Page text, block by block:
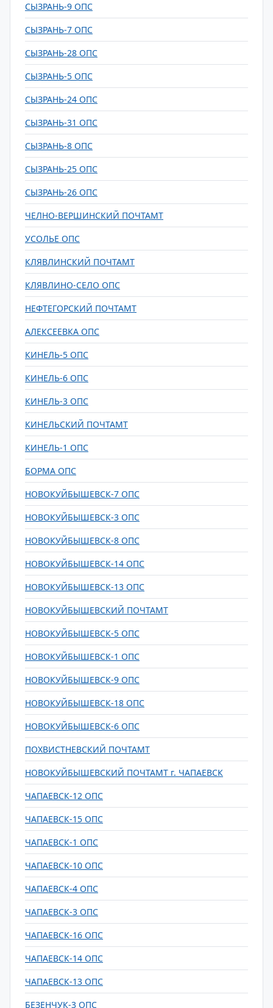
СЫЗРАНЬ-9 ОПС
СЫЗРАНЬ-7 ОПС
СЫЗРАНЬ-28 ОПС
СЫЗРАНЬ-5 ОПС
СЫЗРАНЬ-24 ОПС
СЫЗРАНЬ-31 ОПС
СЫЗРАНЬ-8 ОПС
СЫЗРАНЬ-25 ОПС
СЫЗРАНЬ-26 ОПС
ЧЕЛНО-ВЕРШИНСКИЙ ПОЧТАМТ
УСОЛЬЕ ОПС
КЛЯВЛИНСКИЙ ПОЧТАМТ
КЛЯВЛИНО-СЕЛО ОПС
НЕФТЕГОРСКИЙ ПОЧТАМТ
АЛЕКСЕЕВКА ОПС
КИНЕЛЬ-5 ОПС
КИНЕЛЬ-6 ОПС
КИНЕЛЬ-3 ОПС
КИНЕЛЬСКИЙ ПОЧТАМТ
КИНЕЛЬ-1 ОПС
БОРМА ОПС
НОВОКУЙБЫШЕВСК-7 ОПС
НОВОКУЙБЫШЕВСК-3 ОПС
НОВОКУЙБЫШЕВСК-8 ОПС
НОВОКУЙБЫШЕВСК-14 ОПС
НОВОКУЙБЫШЕВСК-13 ОПС
НОВОКУЙБЫШЕВСКИЙ ПОЧТАМТ
НОВОКУЙБЫШЕВСК-5 ОПС
НОВОКУЙБЫШЕВСК-1 ОПС
НОВОКУЙБЫШЕВСК-9 ОПС
НОВОКУЙБЫШЕВСК-18 ОПС
НОВОКУЙБЫШЕВСК-6 ОПС
ПОХВИСТНЕВСКИЙ ПОЧТАМТ
НОВОКУЙБЫШЕВСКИЙ ПОЧТАМТ г. ЧАПАЕВСК
ЧАПАЕВСК-12 ОПС
ЧАПАЕВСК-15 ОПС
ЧАПАЕВСК-1 ОПС
ЧАПАЕВСК-10 ОПС
ЧАПАЕВСК-4 ОПС
ЧАПАЕВСК-3 ОПС
ЧАПАЕВСК-16 ОПС
ЧАПАЕВСК-14 ОПС
ЧАПАЕВСК-13 ОПС
БЕЗЕНЧУК-3 ОПС